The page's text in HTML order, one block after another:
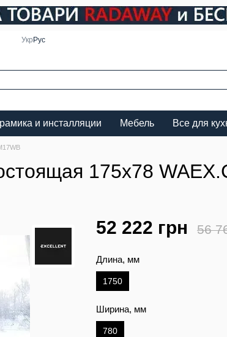
Укр Рус
и инсталляции Мебель Все для
175x78
52 222 грн 56
Длина, мм
1750
Ширина, мм
780